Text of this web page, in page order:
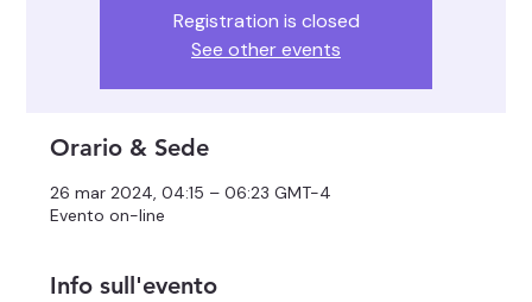
Registration is closed
See other events
Orario & Sede
26 mar 2024, 04:15 – 06:23 GMT-4
Evento on-line
Info sull'evento